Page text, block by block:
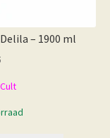
– 1900 ml